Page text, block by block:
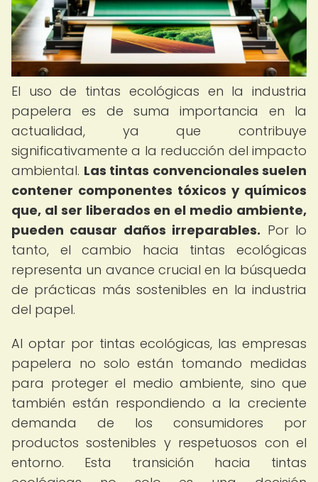
El uso de tintas ecológicas en la industria
papelera es de suma importancia en la
actualidad, ya que contribuye
significativamente a la reducción del impacto
ambiental. Las tintas convencionales suelen
contener componentes tóxicos y químicos
que, al ser liberados en el medio ambiente,
pueden causar daños irreparables. Por lo
tanto, el cambio hacia tintas ecológicas
representa un avance crucial en la búsqueda
de prácticas más sostenibles en la industria
del papel.
Al optar por tintas ecológicas, las empresas
papelera no solo están tomando medidas
para proteger el medio ambiente, sino que
también están respondiendo a la creciente
demanda de los consumidores por
productos sostenibles y respetuosos con el
entorno. Esta transición hacia tintas